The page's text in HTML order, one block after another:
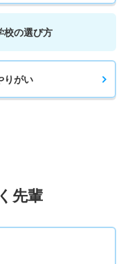
校の選び方
りがい
先輩